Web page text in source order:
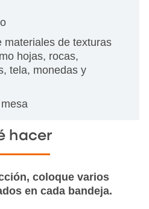
materiales de texturas
hojas, rocas,
tela, monedas y
hacer
coloque varios
en cada bandeja.